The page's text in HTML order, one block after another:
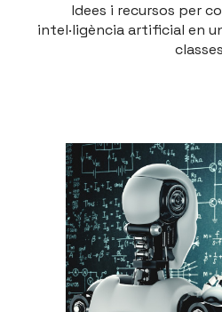
Idees i recursos per
intel·ligència artificial en
classes